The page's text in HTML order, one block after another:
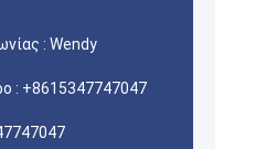
: Wendy
: +8615347747047